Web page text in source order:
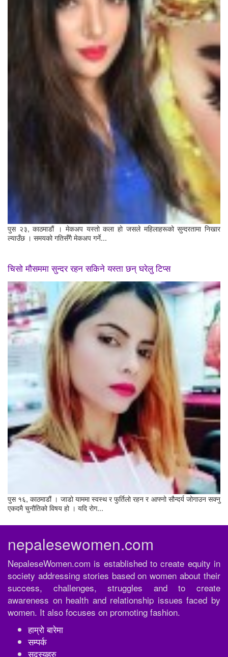
पुस २३, काठमाडौं । मेकअप यस्तो कला हो जसले महिलाहरूको सुन्दरतामा निखार
ल्याउँछ । समयको गतिसँगै मेकअप गर्ने...
चिसो मौसममा सुन्दर रहन सकिने यस्ता छन् घरेलु टिप्स
पुस १६, काठमाडौं । जाडो याममा स्वस्थ र फुर्तिलो रहन र आफ्नो सौन्दर्य जोगाउन सक्नु
एकदमै चुनौतिको विषय हो । यदि रोग...
nepalesewomen.com
NepaleseWomen.com is established to create equity in
society addressing stories based on women about their
success, challenges, struggles and to create
awareness on health and relationship issues faced by
women. It also focuses on promoting fashion.
हाम्रो बारेमा
सम्पर्क
सदस्यहरु